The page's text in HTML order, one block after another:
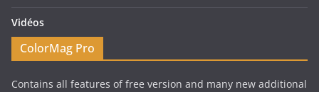
Vidéos
ColorMag Pro
Contains all features of free version and many new additional